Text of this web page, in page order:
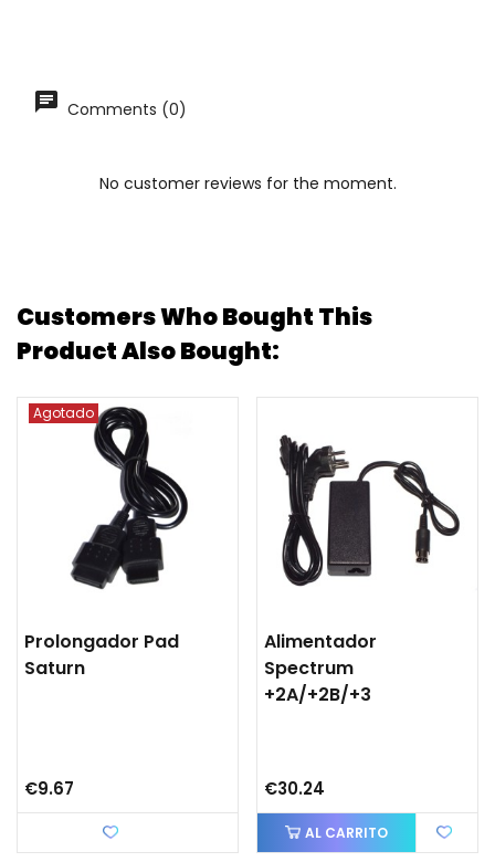
Comments (0)
No customer reviews for the moment.
Customers Who Bought This
Product Also Bought:
Agotado
Prolongador Pad
Saturn
€9.67
Alimentador
Spectrum
+2A/+2B/+3
€30.24
AL CARRITO